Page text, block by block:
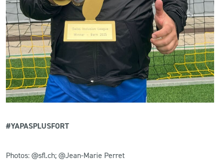
#YAPASPLUSFORT
Photos: @sfl.ch; @Jean-Marie Perret